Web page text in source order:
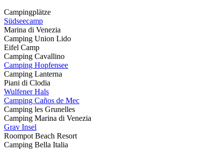
Campingplätze
Südseecamp
Marina di Venezia
Camping Union Lido
Eifel Camp
Camping Cavallino
Camping Hopfensee
Camping Lanterna
Piani di Clodia
Wulfener Hals
Camping Caños de Mec
Camping les Grunelles
Camping Marina di Venezia
Grav Insel
Roompot Beach Resort
Camping Bella Italia